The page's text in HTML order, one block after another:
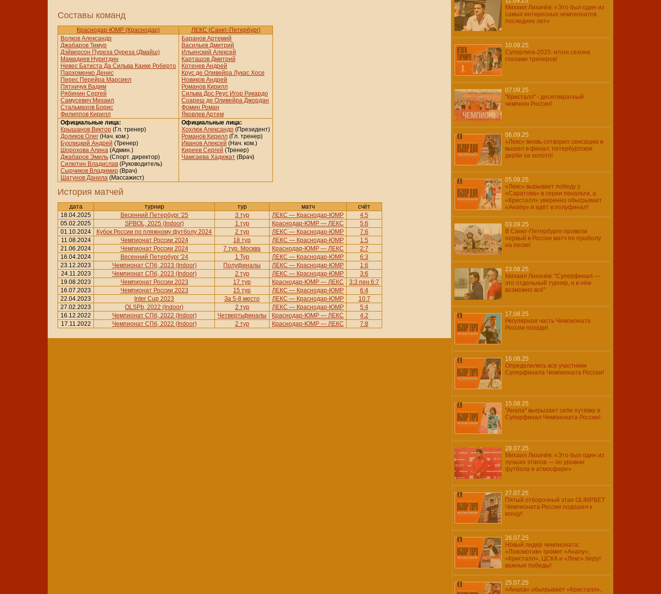
Составы команд
Краснодар-ЮМР (Краснодар)
ЛЕКС (Санкт-Петербург)
Волков Александр
Джабаров Тимур
Дэйверсон Пуреза Оуреза (Дмайш)
Мамадиев Нуритдин
Невес Батиста Да Сильва Каике Роберто
Пархоменко Денис
Перес Перейра Марсиел
Пятничук Вадим
Рябинин Сергей
Самусевич Михаил
Стальмахов Борис
Филиппов Кирилл
Баранов Артемий
Васильев Дмитрий
Ильинский Алексей
Карташов Дмитрий
Котенев Андрей
Крус де Оливейра Лукас Хосе
Новиков Андрей
Романов Кирилл
Сильва Дос Реус Игор Рикардо
Соареш де Оливейра Джордан
Фомин Роман
Яковлев Артем
Официальные лица:
Крышанов Виктор (Гл. тренер)
Доликов Олег (Нач. ком.)
Бухлицкий Андрей (Тренер)
Шорохова Алина (Админ.)
Джабаров Эмиль (Спорт. директор)
Силютин Владислав (Руководитель)
Сырчиков Владимир (Врач)
Шатунов Данила (Массажист)
Официальные лица:
Хохлюк Александр (Президент)
Романов Кирилл (Гл. тренер)
Иванов Алексей (Нач. ком.)
Киреев Сергей (Тренер)
Чамсаева Хадижат (Врач)
История матчей
дата турнир тур матч
счёт
18.04.2025
Весенний Петербург '25 3 тур ЛЕКС — Краснодар-ЮМР
4:5
05.02.2025
SPBOL, 2025 (Indoor) 1 тур Краснодар-ЮМР — ЛЕКС
5:6
01.10.2024
Кубок России по пляжному футболу 2024 2 тур ЛЕКС — Краснодар-ЮМР
7:6
11.08.2024
Чемпионат России 2024 18 тур ЛЕКС — Краснодар-ЮМР
1:5
21.06.2024
Чемпионат России 2024 7 тур. Москва Краснодар-ЮМР — ЛЕКС
2:7
16.04.2024
Весенний Петербург '24 1 Тур ЛЕКС — Краснодар-ЮМР
6:3
23.12.2023
Чемпионат СПб, 2023 (Indoor) Полуфиналы ЛЕКС — Краснодар-ЮМР
1:6
24.11.2023
Чемпионат СПб, 2023 (Indoor) 2 тур ЛЕКС — Краснодар-ЮМР
3:6
19.08.2023
Чемпионат России 2023 17 тур Краснодар-ЮМР — ЛЕКС
3:3 пен.6:7
16.07.2023
Чемпионат России 2023 15 тур ЛЕКС — Краснодар-ЮМР
6:4
22.04.2023
Inter Cup 2023 За 5-8 место ЛЕКС — Краснодар-ЮМР
10:7
27.02.2023
OLSPb, 2022 (Indoor) 2 тур ЛЕКС — Краснодар-ЮМР
5:4
16.12.2022
Чемпионат СПб, 2022 (Indoor) Четвертьфиналы Краснодар-ЮМР — ЛЕКС
4:2
17.11.2022
Чемпионат СПб, 2022 (Indoor) 2 тур Краснодар-ЮМР — ЛЕКС 7:8
Михаил Лихачёв: «Это был один из
самых интересных чемпионатов
последних лет»
10.09.25
Суперлига-2025: итоги сезона
глазами тренеров!
07.09.25
"Кристалл" - десятикратный
чемпион России!
06.09.25
«Лекс» вновь сотворил сенсацию и
вышел в финал: петербургское
дерби за золото!
05.09.25
«Лекс» вырывает победу у
«Саратова» в серии пенальти, а
«Кристалл» уверенно обыгрывает
«Анапу» и идёт в полуфинал!
03.09.25
В Санкт-Петербурге провели
первый в России матч по пушболу
на песке!
23.08.25
Михаил Лихачёв: "Суперфинал —
это отдельный турнир, и в нём
возможно всё"
17.08.25
Регулярная часть Чемпионата
России позади!
16.08.25
Определились все участники
Суперфинала Чемпионата России!
15.08.25
"Анапа" выгрызает себе путёвку в
Суперфинал Чемпионата России!
28.07.25
Михаил Лихачёв: «Это был один из
лучших этапов — по уровню
футбола и атмосфере»
27.07.25
Пятый отборочный этап OLIMPBET
Чемпионата России подошел к
концу!
26.07.25
Новый лидер чемпионата:
«Локомотив» громит «Анапу»,
«Кристалл», ЦСКА и «Лекс» берут
важные победы!
25.07.25
«Анапа» обыгрывает «Кристалл»,